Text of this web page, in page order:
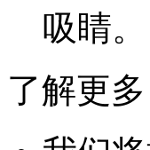
吸睛。
了解更多